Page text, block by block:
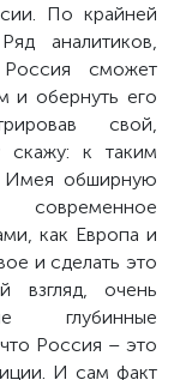
По крайней
аналитиков,
сможет
и обернуть его
свой,
скажу: к таким
Имея обширную
современное
как Европа и
и сделать это
взгляд, очень
глубинные
Россия – это
И сам факт